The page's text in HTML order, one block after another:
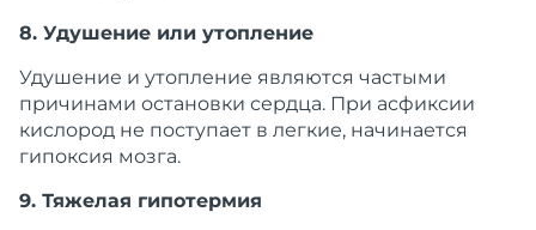
8. Удушение или утопление
Удушение и утопление являются частыми
причинами остановки сердца. При асфиксии
кислород не поступает в легкие, начинается
гипоксия мозга.
9. Тяжелая гипотермия